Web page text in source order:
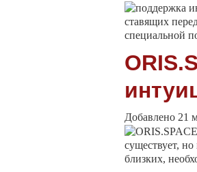
ставящих
специальной
Добавлено 21
существует,
близких,